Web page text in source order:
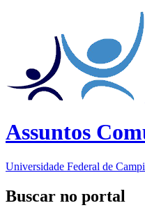
Assuntos
Universidade Federal de
Buscar no portal